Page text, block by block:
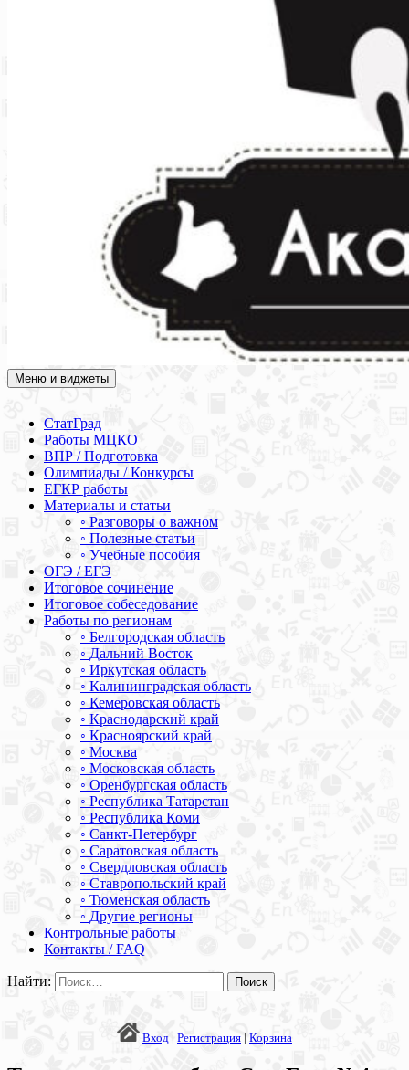
Академия СОВА
Подготовка к ЕГЭ, ОГЭ, ВПР, МЦКО, СтатГрад, КДР, ВОШ,
Меню и виджеты
СтатГрад
Работы МЦКО
ВПР / Подготовка
Олимпиады / Конкурсы
ЕГКР работы
Материалы и статьи
◦ Разговоры о важном
◦ Полезные статьи
◦ Учебные пособия
ОГЭ / ЕГЭ
Итоговое сочинение
Итоговое собеседование
Работы по регионам
◦ Белгородская область
◦ Дальний Восток
◦ Иркутская область
◦ Калининградская область
◦ Кемеровская область
◦ Краснодарский край
◦ Красноярский край
◦ Москва
◦ Московская область
◦ Оренбургская область
◦ Республика Татарстан
◦ Республика Коми
◦ Санкт-Петербург
◦ Саратовская область
◦ Свердловская область
◦ Ставропольский край
◦ Тюменская область
◦ Другие регионы
Контрольные работы
Контакты / FAQ
Найти:
Вход | Регистрация | Корзина